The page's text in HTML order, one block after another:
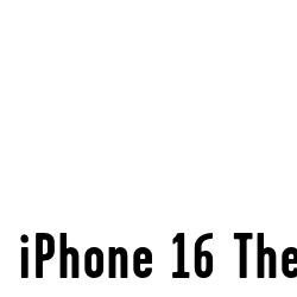
iPhone 16